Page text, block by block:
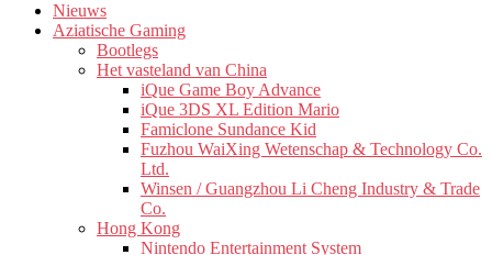
Nieuws
Aziatische Gaming
Bootlegs
Het vasteland van China
iQue Game Boy Advance
iQue 3DS XL Edition Mario
Famiclone Sundance Kid
Fuzhou WaiXing Wetenschap & Technology Co.
Ltd.
Winsen / Guangzhou Li Cheng Industry & Trade
Co.
Hong Kong
Nintendo Entertainment System